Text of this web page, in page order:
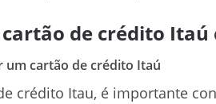
de crédito
um cartão de crédito Itaú
crédito Itau, é importante